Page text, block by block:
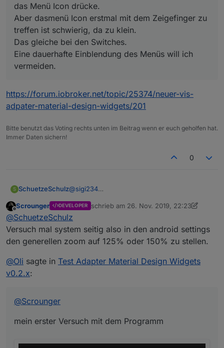
das Menü Icon drücke.
Aber dasmenü Icon erstmal mit dem Zeigefinger zu
treffen ist schwierig, da zu klein.
Das gleiche bei den Switches.
Eine dauerhafte Einblendung des Menüs will ich
vermeiden.
https://forum.iobroker.net/topic/25374/neuer-vis-
adpater-material-design-widgets/201
Bitte benutzt das Voting rechts unten im Beitrag wenn er euch geholfen hat.
Immer Daten sichern!
0
S SchuetzeSchulz@sigi234
ich auf das Menü Icon drücke.
Aber dasmenü Icon erstmal mit dem
Zeigefinger zu treffen ist schwierig, da zu
Das gleiche bei den Switches.
ich vermeiden.
Offline
Scrounger DEVELOPER schrieb am 26. Nov. 2019, 22:23
zuletzt editiert von Scrounger
@SchuetzeSchulz
Versuch mal system seitig also in den android settings
den generellen zoom auf 125% oder 150% zu stellen.
@Oli sagte in Test Adapter Material Design Widgets
v0.2.x:
@Scrounger
mein erster Versuch mit dem Programm